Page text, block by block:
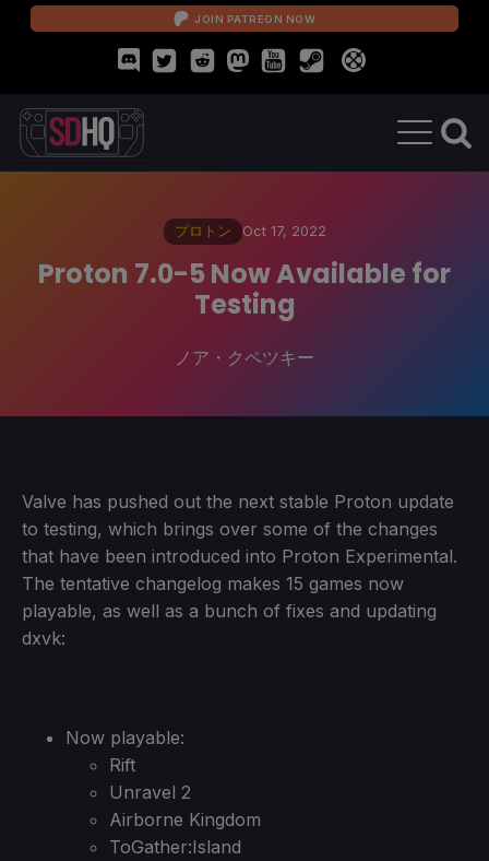
JOIN PATREON NOW
プロトン Oct 17, 2022
Proton 7.0-5 Now Available for
Testing
ノア・クペツキー
Valve has pushed out the next stable Proton update
to testing, which brings over some of the changes
that have been introduced into Proton Experimental.
The tentative changelog makes 15 games now
playable, as well as a bunch of fixes and updating
dxvk:
Now playable:
Rift
Unravel 2
Airborne Kingdom
ToGather:Island